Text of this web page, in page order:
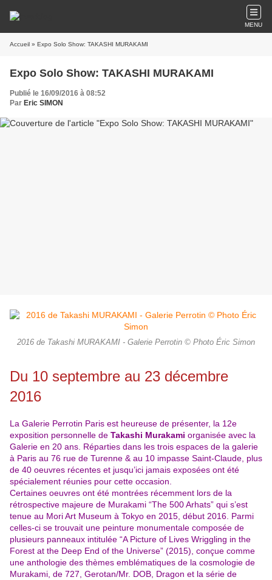
MENU
Accueil » Expo Solo Show: TAKASHI MURAKAMI
Expo Solo Show: TAKASHI MURAKAMI
Publié le 16/09/2016 à 08:52
Par Eric SIMON
2016 de Takashi MURAKAMI - Galerie Perrotin © Photo Éric Simon
Du 10 septembre au 23 décembre
2016
La Galerie Perrotin Paris est heureuse de présenter, la 12e
exposition personnelle de Takashi Murakami organisée avec la
Galerie en 20 ans. Réparties dans les trois espaces de la galerie
à Paris au 76 rue de Turenne & au 10 impasse Saint-Claude, plus
de 40 oeuvres récentes et jusqu’ici jamais exposées ont été
spécialement réunies pour cette occasion.
Certaines oeuvres ont été montrées récemment lors de la
rétrospective majeure de Murakami “The 500 Arhats” qui s’est
tenue au Mori Art Museum à Tokyo en 2015, début 2016. Parmi
celles-ci se trouvait une peinture monumentale composée de
plusieurs panneaux intitulée “A Picture of Lives Wriggling in the
Forest at the Deep End of the Universe” (2015), conçue comme
une anthologie des thèmes emblématiques de la cosmologie de
Murakami, de 727, Gerotan/Mr. DOB, Dragon et la série de